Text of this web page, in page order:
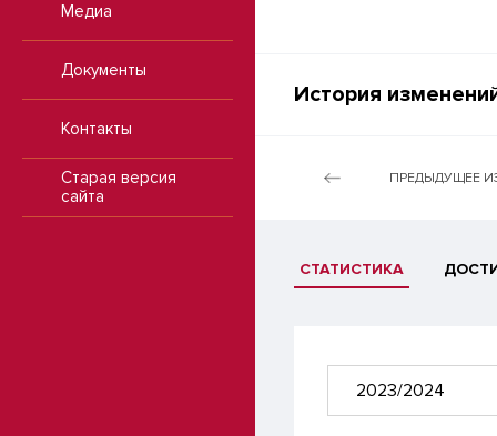
Медиа
Документы
Контакты
Старая версия
сайта
История
ПРЕДЫДУЩЕЕ
СТАТИСТИКА
2023/2024